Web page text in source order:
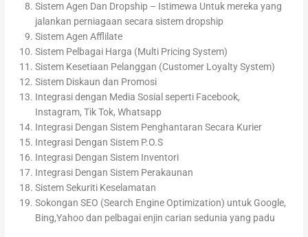
Sistem Agen Dan Dropship – Istimewa Untuk mereka yang
jalankan perniagaan secara sistem dropship
Sistem Agen Afflilate
Sistem Pelbagai Harga (Multi Pricing System)
Sistem Kesetiaan Pelanggan (Customer Loyalty System)
Sistem Diskaun dan Promosi
Integrasi dengan Media Sosial seperti Facebook,
Instagram, Tik Tok, Whatsapp
Integrasi Dengan Sistem Penghantaran Secara Kurier
Integrasi Dengan Sistem P.O.S
Integrasi Dengan Sistem Inventori
Integrasi Dengan Sistem Perakaunan
Sistem Sekuriti Keselamatan
Sokongan SEO (Search Engine Optimization) untuk Google,
Bing,Yahoo dan pelbagai enjin carian sedunia yang padu